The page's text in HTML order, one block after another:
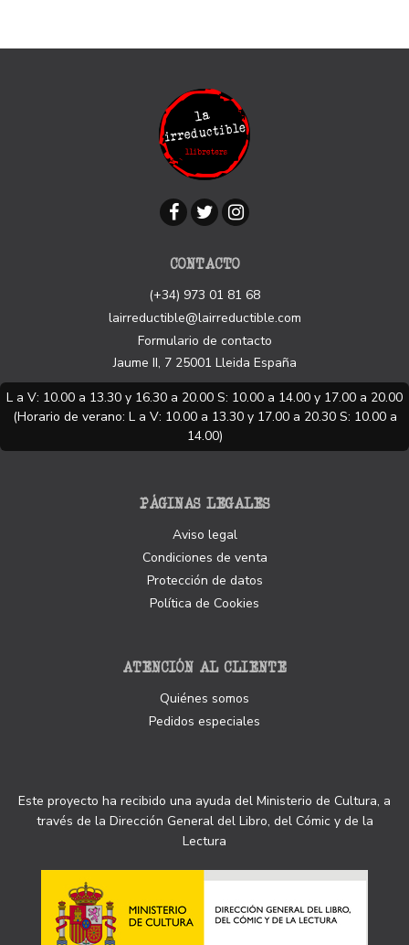
CONTACTO
(+34) 973 01 81 68
lairreductible@lairreductible.com
Formulario de contacto
Jaume II, 7 25001 Lleida España
L a V: 10.00 a 13.30 y 16.30 a 20.00 S: 10.00 a 14.00 y 17.00 a 20.00
(Horario de verano: L a V: 10.00 a 13.30 y 17.00 a 20.30 S: 10.00 a
14.00)
PÁGINAS LEGALES
Aviso legal
Condiciones de venta
Protección de datos
Política de Cookies
ATENCIÓN AL CLIENTE
Quiénes somos
Pedidos especiales
Este proyecto ha recibido una ayuda del Ministerio de Cultura, a
través de la Dirección General del Libro, del Cómic y de la
Lectura